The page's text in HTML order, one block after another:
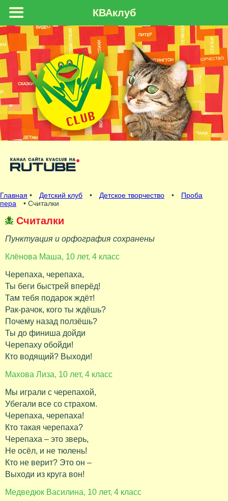
Главная • Детский клуб • Детское творчество •
Проба
пера
• Считалки
Считалки
Пунктуация и орфография сохранены
Клёнова Маша, 10 лет, 4 класс
Черепаха, черепаха,
Ты беги быстрей вперёд!
Там тебя подарок ждёт!
Рак-рачок, кого ты ждёшь?
Почему назад ползёшь?
Ты до финиша дойди
Черепаху обойди!
Кто водящий? Выходи!
Махова Лиза, 10 лет, 4 класс
Мы играли с черепахой,
Убегали все со страхом.
Черепаха, черепаха!
Кто такая черепаха?
Черепаха – это зверь,
Не осёл, и не тюлень!
Кто не верит? Это он –
Выходи из круга вон!
Медведюк Василина, 10 лет, 4 класс
КВАклуб